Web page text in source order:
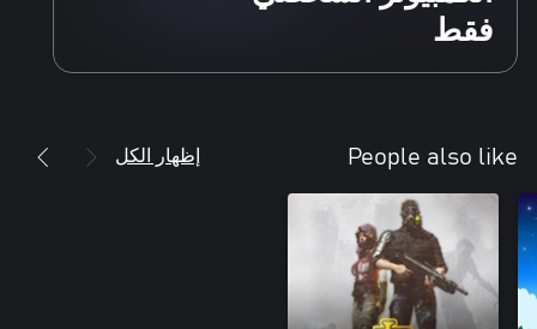
فقط
People also like إظهار الكل